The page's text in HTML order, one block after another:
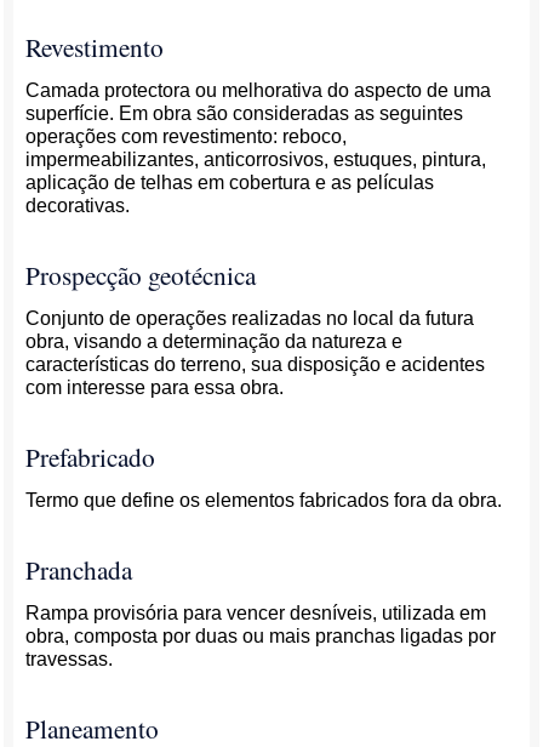
Revestimento
Camada protectora ou melhorativa do aspecto de uma
superfície. Em obra são consideradas as seguintes
operações com revestimento: reboco,
impermeabilizantes, anticorrosivos, estuques, pintura,
aplicação de telhas em cobertura e as películas
decorativas.
Prospecção geotécnica
Conjunto de operações realizadas no local da futura
obra, visando a determinação da natureza e
características do terreno, sua disposição e acidentes
com interesse para essa obra.
Prefabricado
Termo que define os elementos fabricados fora da obra.
Pranchada
Rampa provisória para vencer desníveis, utilizada em
obra, composta por duas ou mais pranchas ligadas por
travessas.
Planeamento